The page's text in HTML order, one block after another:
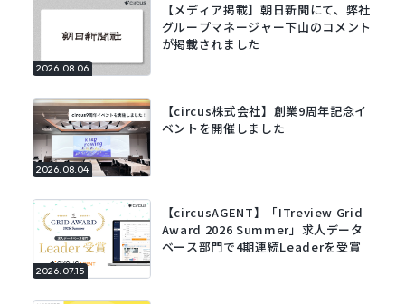
2026.08.06
【メディア掲載】朝日新聞にて、弊社
グループマネージャー下山のコメント
が掲載されました
2026.08.04
【circus株式会社】創業9周年記念イ
ベントを開催しました
2026.07.15
【circusAGENT】「ITreview Grid
Award 2026 Summer」求人データ
ベース部門で4期連続Leaderを受賞